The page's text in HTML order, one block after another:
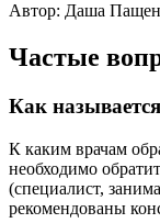
Автор: Даша
Частые
Как
К каким врачам
необходимо
(специалист,
рекомендованы